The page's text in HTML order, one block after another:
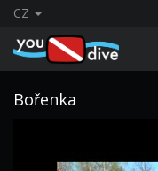
CZ
Bořenka